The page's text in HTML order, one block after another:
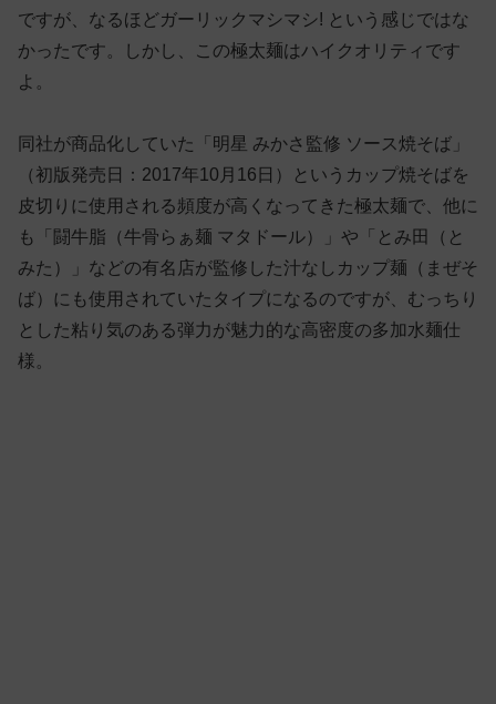
ですが、なるほどガーリックマシマシ! という感じではな
かったです。しかし、この極太麺はハイクオリティです
よ。
同社が商品化していた「明星 みかさ監修 ソース焼そば」
（初版発売日：2017年10月16日）というカップ焼そばを
皮切りに使用される頻度が高くなってきた極太麺で、他に
も「闘牛脂（牛骨らぁ麺 マタドール）」や「とみ田（と
みた）」などの有名店が監修した汁なしカップ麺（まぜそ
ば）にも使用されていたタイプになるのですが、むっちり
とした粘り気のある弾力が魅力的な高密度の多加水麺仕
様。